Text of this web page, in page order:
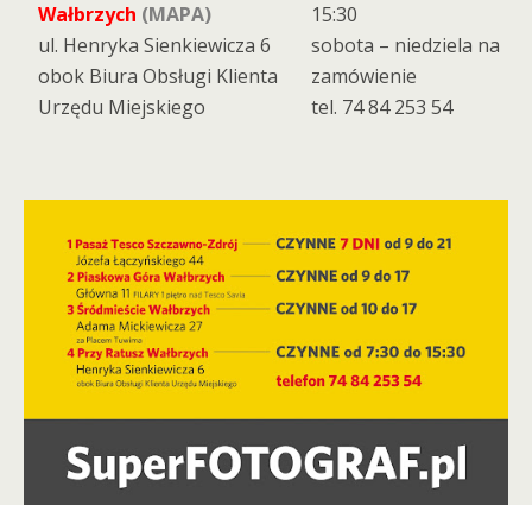
Wałbrzych (MAPA)
ul. Henryka Sienkiewicza 6
obok Biura Obsługi Klienta
Urzędu Miejskiego
15:30
sobota – niedziela na
zamówienie
tel. 74 84 253 54